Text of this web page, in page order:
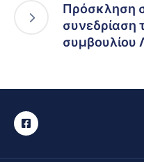
Πρόσκληση
συνεδρίαση
συμβουλίου